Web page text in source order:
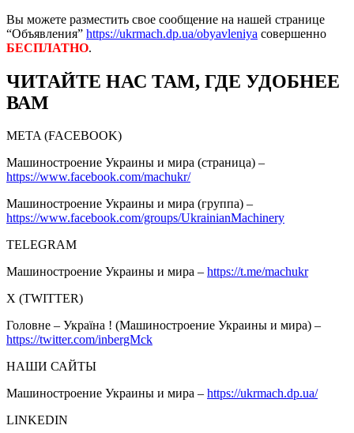
Вы можете разместить свое сообщение на нашей странице
“Объявления” https://ukrmach.dp.ua/obyavleniya совершенно
БЕСПЛАТНО.
ЧИТАЙТЕ НАС ТАМ, ГДЕ УДОБНЕЕ
ВАМ
META (FACEBOOK)
Машиностроение Украины и мира (страница) –
https://www.facebook.com/machukr/
Машиностроение Украины и мира (группа) –
https://www.facebook.com/groups/UkrainianMachinery
TELEGRAM
Машиностроение Украины и мира – https://t.me/machukr
Х (TWITTER)
Головне – Україна ! (Машиностроение Украины и мира) –
https://twitter.com/inbergMck
НАШИ САЙТЫ
Машиностроение Украины и мира – https://ukrmach.dp.ua/
LINKEDIN